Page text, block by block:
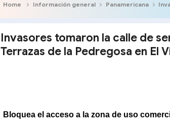
Home Información general Panamericana
Invasores tomaron la calle de
Terrazas de la Pedregosa en El
Bloquea el acceso a la zona de uso